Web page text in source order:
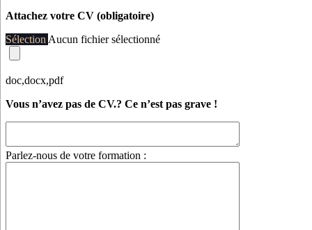
Attachez votre CV (obligatoire)
SélectionAucun fichier sélectionné
doc,docx,pdf
Vous n’avez pas de CV.? Ce n’est pas grave !
Parlez-nous de votre formation :